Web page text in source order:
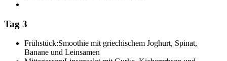
Tag 3
Frühstück:Smoothie mit griechischem Joghurt, Spinat,
Banane und Leinsamen